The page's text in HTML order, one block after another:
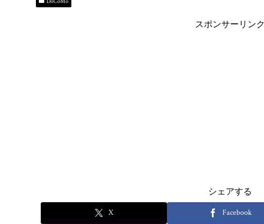
スポンサーリンク
シェアする
X Facebook